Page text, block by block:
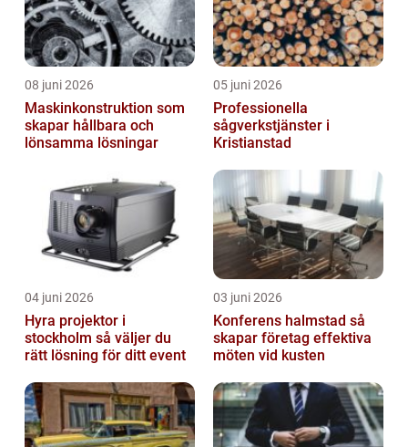
08 juni 2026
Maskinkonstruktion som
skapar hållbara och
lönsamma lösningar
05 juni 2026
Professionella
sågverkstjänster i
Kristianstad
04 juni 2026
Hyra projektor i
stockholm så väljer du
rätt lösning för ditt event
03 juni 2026
Konferens halmstad så
skapar företag effektiva
möten vid kusten